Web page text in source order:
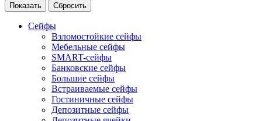
Сейфы
Взломостойкие сейфы
Мебельные сейфы
SMART-сейфы
Банковские сейфы
Большие сейфы
Встраиваемые сейфы
Гостиничные сейфы
Депозитные сейфы